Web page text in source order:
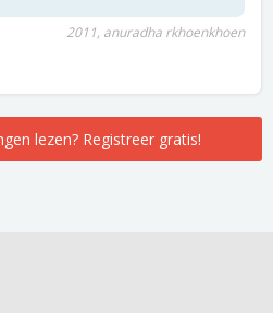
2011, anuradha rkhoenkhoen
lezen? Registreer gratis!